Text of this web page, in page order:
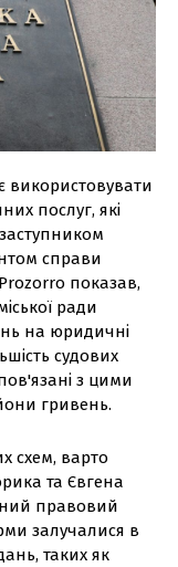
використовувати
послуг, які
справи
показав,
ради
на юридичні
судових
з цими
гривень.
схем, варто
та Євгена
правовий
залучалися в
таких як